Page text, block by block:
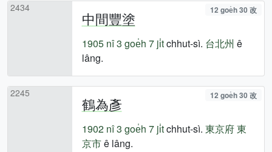
2434
中間豐塗 12 goe̍h 30 改
1905 nî3 goe̍h 7 ji̍tchhut-sì. 台北州 ê
lâng.
2245
鶴為彥 12 goe̍h 30 改
1902 nî3 goe̍h 7 ji̍tchhut-sì. 東京府東
京市ê lâng.